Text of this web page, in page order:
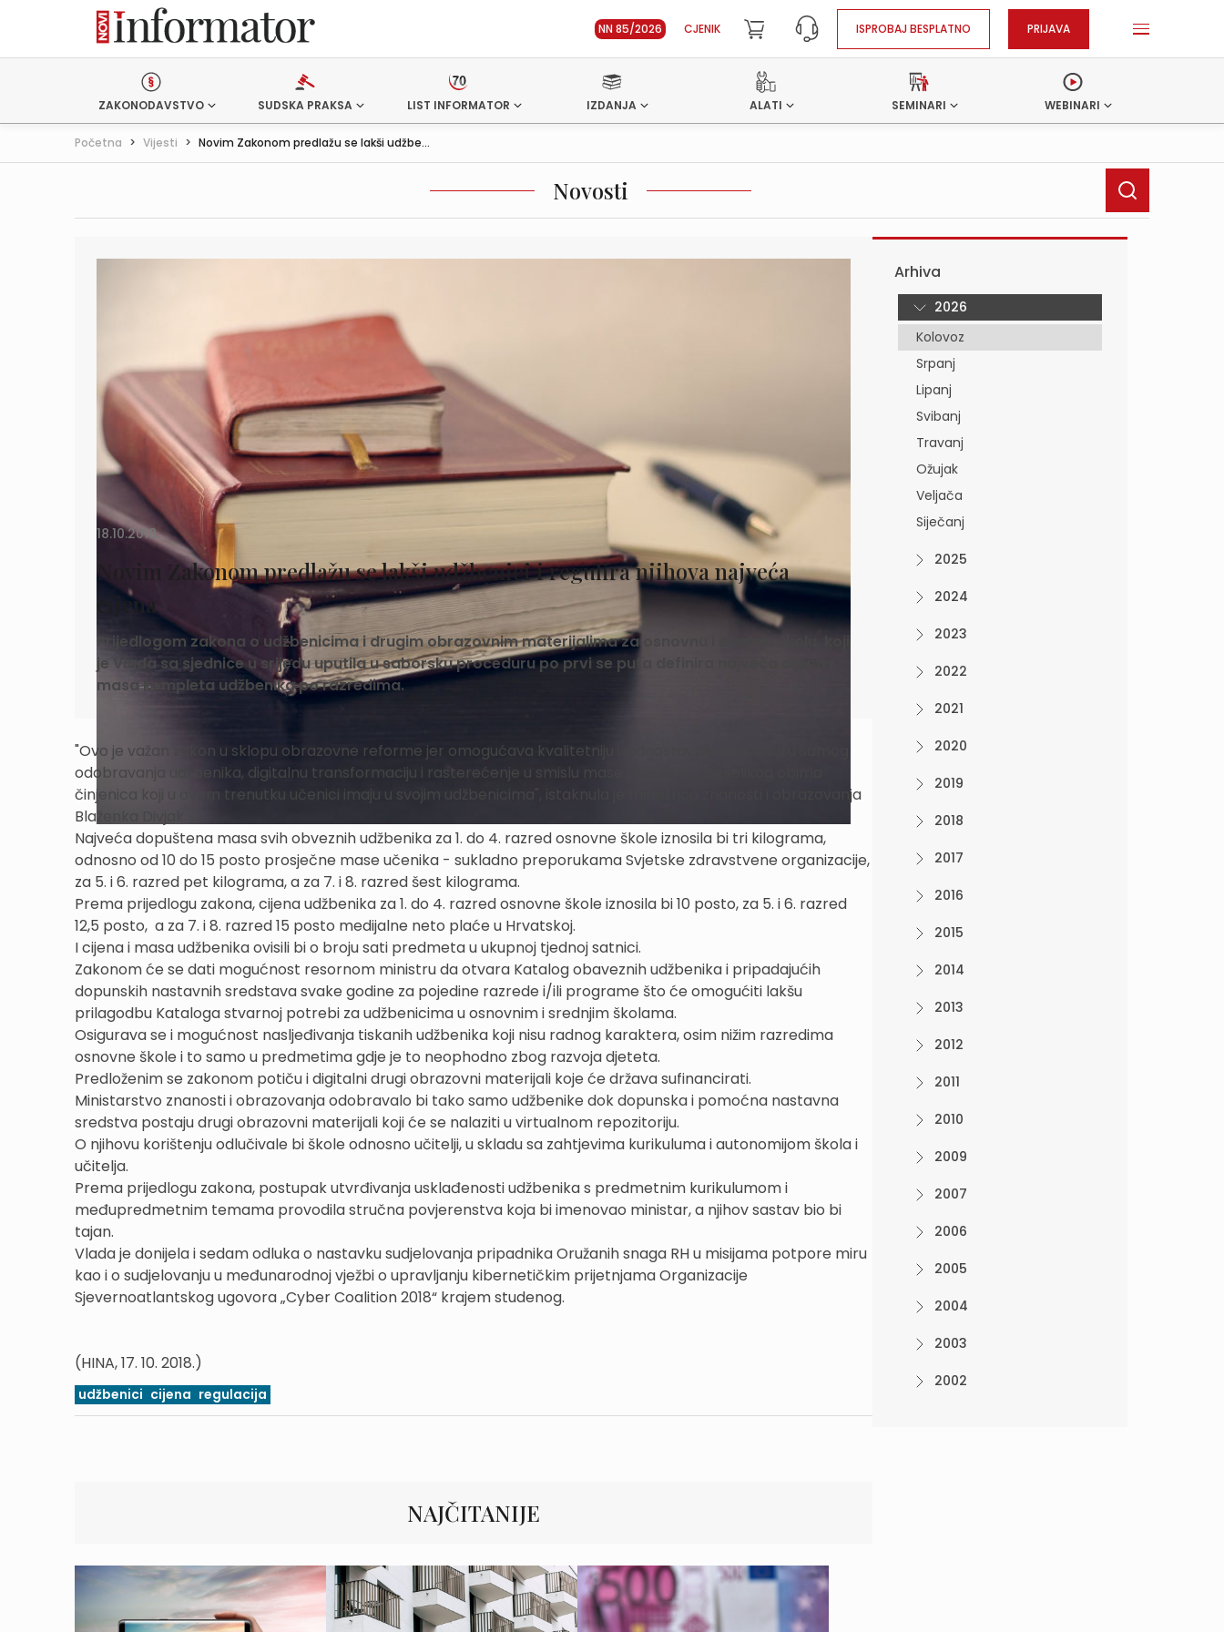
NN 85/2026 CJENIK ISPROBAJ BESPLATNO PRIJAVA
ZAKONODAVSTVO SUDSKA PRAKSA LIST INFORMATOR IZDANJA ALATI SEMINARI WEBINARI
Početna > Vijesti > Novim Zakonom predlažu se lakši udžbe...
Novosti
18.10.2018.
Novim Zakonom predlažu se lakši udžbenici i regulira njihova najveća
cijena
Prijedlogom zakona o udžbenicima i drugim obrazovnim materijalima za osnovnu i srednju školu, koji
je Vlada sa sjednice u srijedu uputila u saborsku proceduru po prvi se puta definira najveća cijena i
masa kompleta udžbenika po razredima.
"Ovo je važan zakon u sklopu obrazovne reforme jer omogućava kvalitetniju i jednostavniju proceduru samog
odobravanja udžbenika, digitalnu transformaciju i rasterećenje u smislu mase i cijene te prevelikog obima
činjenica koji u ovom trenutku učenici imaju u svojim udžbenicima", istaknula je ministrica znanosti i obrazovanja
Blaženka Divjak.
Najveća dopuštena masa svih obveznih udžbenika za 1. do 4. razred osnovne škole iznosila bi tri kilograma,
odnosno od 10 do 15 posto prosječne mase učenika - sukladno preporukama Svjetske zdravstvene organizacije,
za 5. i 6. razred pet kilograma, a za 7. i 8. razred šest kilograma.
Prema prijedlogu zakona, cijena udžbenika za 1. do 4. razred osnovne škole iznosila bi 10 posto, za 5. i 6. razred
12,5 posto, a za 7. i 8. razred 15 posto medijalne neto plaće u Hrvatskoj.
I cijena i masa udžbenika ovisili bi o broju sati predmeta u ukupnoj tjednoj satnici.
Zakonom će se dati mogućnost resornom ministru da otvara Katalog obaveznih udžbenika i pripadajućih
dopunskih nastavnih sredstava svake godine za pojedine razrede i/ili programe što će omogućiti lakšu
prilagodbu Kataloga stvarnoj potrebi za udžbenicima u osnovnim i srednjim školama.
Osigurava se i mogućnost nasljeđivanja tiskanih udžbenika koji nisu radnog karaktera, osim nižim razredima
osnovne škole i to samo u predmetima gdje je to neophodno zbog razvoja djeteta.
Predloženim se zakonom potiču i digitalni drugi obrazovni materijali koje će država sufinancirati.
Ministarstvo znanosti i obrazovanja odobravalo bi tako samo udžbenike dok dopunska i pomoćna nastavna
sredstva postaju drugi obrazovni materijali koji će se nalaziti u virtualnom repozitoriju.
O njihovu korištenju odlučivale bi škole odnosno učitelji, u skladu sa zahtjevima kurikuluma i autonomijom škola i
učitelja.
Prema prijedlogu zakona, postupak utvrđivanja usklađenosti udžbenika s predmetnim kurikulumom i
međupredmetnim temama provodila stručna povjerenstva koja bi imenovao ministar, a njihov sastav bio bi
tajan.
Vlada je donijela i sedam odluka o nastavku sudjelovanja pripadnika Oružanih snaga RH u misijama potpore miru
kao i o sudjelovanju u međunarodnoj vježbi o upravljanju kibernetičkim prijetnjama Organizacije
Sjevernoatlantskog ugovora „Cyber Coalition 2018“ krajem studenog.
(HINA, 17. 10. 2018.)
udžbenici cijena regulacija
NAJČITANIJE
Arhiva
2026
Kolovoz
Srpanj
Lipanj
Svibanj
Travanj
Ožujak
Veljača
Siječanj
2025
2024
2023
2022
2021
2020
2019
2018
2017
2016
2015
2014
2013
2012
2011
2010
2009
2007
2006
2005
2004
2003
2002